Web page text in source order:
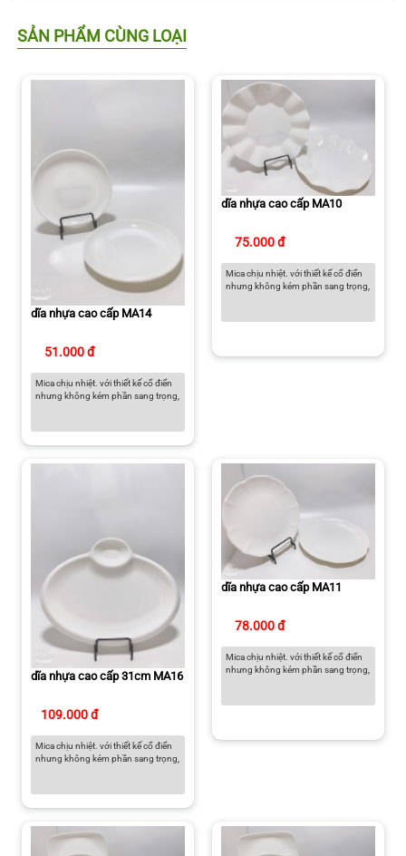
SẢN PHẨM CÙNG LOẠI
dĩa nhựa cao cấp MA14
51.000 đ
Mica chịu nhiệt. với thiết kế cổ điển
nhưng không kém phần sang trọng,
dĩa nhựa cao cấp MA10
75.000 đ
Mica chịu nhiệt. với thiết kế cổ điển
nhưng không kém phần sang trọng,
dĩa nhựa cao cấp 31cm MA16
109.000 đ
Mica chịu nhiệt. với thiết kế cổ điển
nhưng không kém phần sang trọng,
dĩa nhựa cao cấp MA11
78.000 đ
Mica chịu nhiệt. với thiết kế cổ điển
nhưng không kém phần sang trọng,